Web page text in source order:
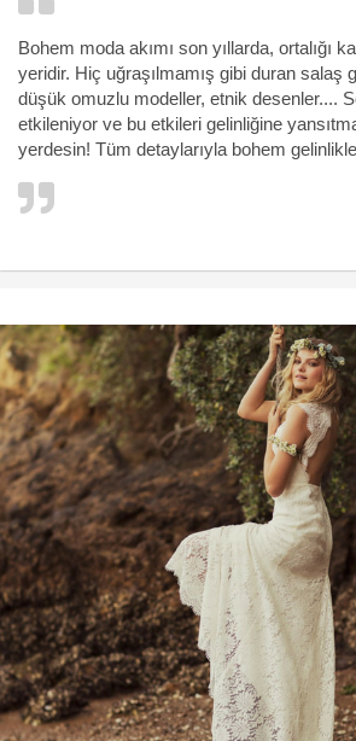
Bohem moda akımı son yıllarda, ortalığı
yeridir. Hiç uğraşılmamış gibi duran salaş
düşük omuzlu modeller, etnik desenler....
etkileniyor ve bu etkileri gelinliğine
yerdesin! Tüm detaylarıyla bohem